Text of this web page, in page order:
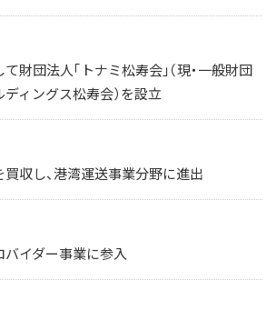
財団法人「トナミ松寿会」（現・一般財団
ィングス松寿会）を設立
収し、港湾運送事業分野に進出
イダー事業に参入